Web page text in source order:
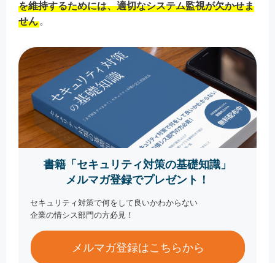
を維持するためには、適切なシステム監視が欠かせま
せん。
書籍「セキュリティ対策の基礎知識」
メルマガ登録でプレゼント！
セキュリティ対策で何をして良いかわからない
企業の情シス部門の方必見！
メルマガ登録はこちらから